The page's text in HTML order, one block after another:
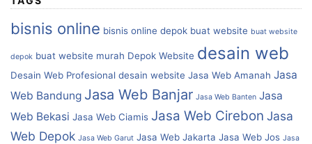
bisnis online bisnis online depok buat website buat website
depok buat website murah Depok Website desain web
Desain Web Profesional desain website Jasa Web Amanah Jasa
Web Bandung Jasa Web Banjar Jasa Web Banten Jasa
Web Bekasi Jasa Web Ciamis Jasa Web Cirebon Jasa
Web Depok Jasa Web Garut Jasa Web Jakarta Jasa Web Jos Jasa